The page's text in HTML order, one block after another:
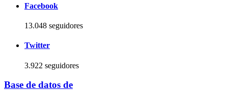
Facebook
13.048 seguidores
Twitter
3.922 seguidores
Base de datos de